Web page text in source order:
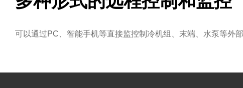
可以通过PC、智能手机等直接监控制冷机组、末端、水泵等外